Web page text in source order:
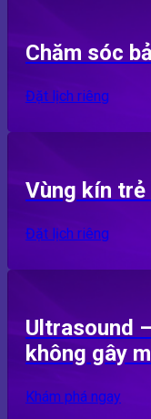
Chăm sóc
Đặt lịch riêng
Vùng kín trẻ
Đặt lịch riêng
Ultrasound
không gây
Khám phá ngay